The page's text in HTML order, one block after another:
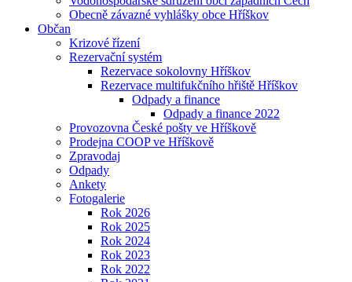
Obecně závazné vyhlášky obce Hříškov
Občan
Krizové řízení
Rezervační systém
Rezervace sokolovny Hříškov
Rezervace multifukčního hřiště Hříškov
Odpady a finance
Odpady a finance 2022
Provozovna České pošty ve Hříškově
Prodejna COOP ve Hříškově
Zpravodaj
Odpady
Ankety
Fotogalerie
Rok 2026
Rok 2025
Rok 2024
Rok 2023
Rok 2022